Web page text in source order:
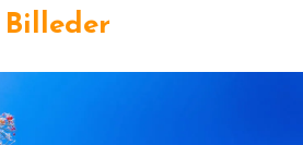
Billeder